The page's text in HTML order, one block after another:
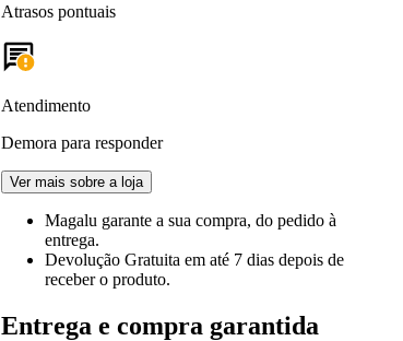
Atrasos pontuais
Atendimento
Demora para responder
Ver mais sobre a loja
Magalu garante a sua compra, do pedido à
entrega.
Devolução Gratuita em até 7 dias depois de
receber o produto.
Entrega e compra garantida